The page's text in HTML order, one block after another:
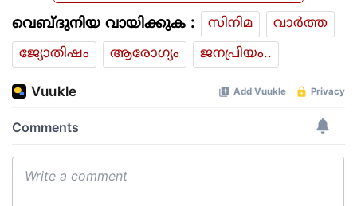
വെബ്ദുനിയ വായിക്കുക : സിനിമ
വാര്‍ത്ത
ജ്യോതിഷം
ആരോഗ്യം ജനപ്രിയം..